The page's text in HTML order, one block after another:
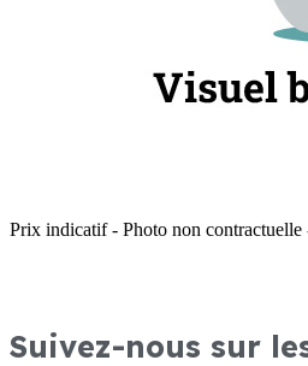
Prix indicatif - Photo non
Suivez-nous sur